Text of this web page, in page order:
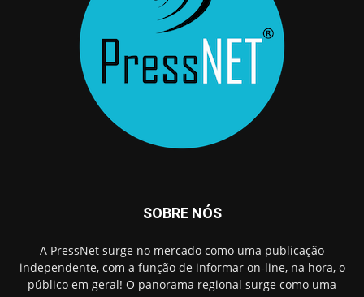
SOBRE NÓS
A PressNet surge no mercado como uma publicação
independente, com a função de informar on-line, na hora, o
público em geral! O panorama regional surge como uma